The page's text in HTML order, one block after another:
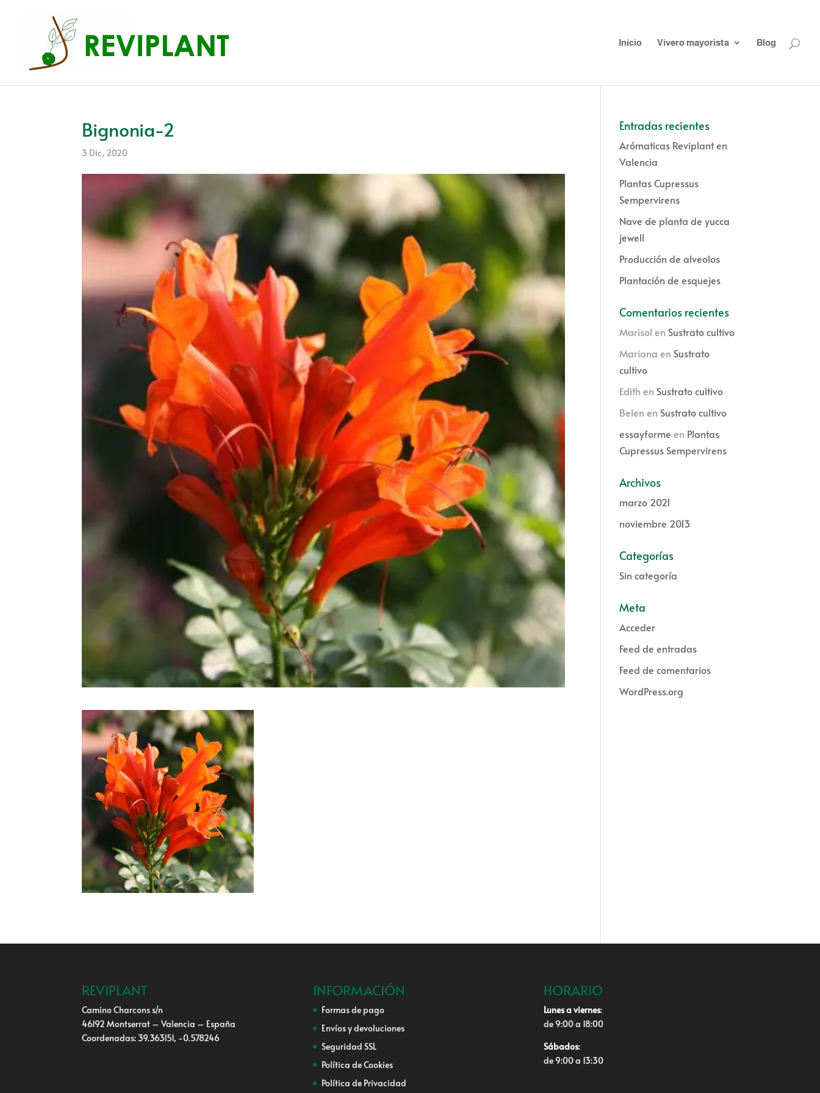
Inicio Vivero mayorista Blog
Bignonia-2
3 Dic, 2020
Entradas recientes
Arómaticas Reviplant en
Valencia
Plantas Cupressus
Sempervirens
Nave de planta de yucca
jewell
Producción de alveolos
Plantación de esquejes
Comentarios recientes
Marisol en Sustrato cultivo
Mariana en Sustrato
cultivo
Edith en Sustrato cultivo
Belen en Sustrato cultivo
essayforme en Plantas
Cupressus Sempervirens
Archivos
marzo 2021
noviembre 2013
Categorías
Sin categoría
Meta
Acceder
Feed de entradas
Feed de comentarios
WordPress.org
REVIPLANT
Camino Charcons s/n
46192 Montserrat – Valencia – España
Coordenadas: 39.363151, -0.578246
INFORMACIÓN
Formas de pago
Envíos y devoluciones
Seguridad SSL
Política de Cookies
Política de Privacidad
HORARIO
Lunes a viernes:
de 9:00 a 18:00
Sábados:
de 9:00 a 13:30